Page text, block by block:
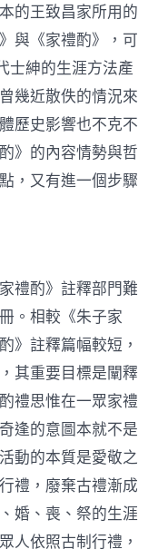
的王致昌家所用的
與《家禮酌》，可
士紳的生涯方法產
幾近散佚的情況來
歷史影響也不克不
》的內容情勢與哲
，又有進一個步驟
禮酌》註釋部門難
。相較《朱子家
》註釋篇幅較短，
其重要目標是闡釋
禮思惟在一眾家禮
逢的意圖本就不是
動的本質是愛敬之
禮，廢棄古禮漸成
婚、喪、祭的生涯
人依照古制行禮，